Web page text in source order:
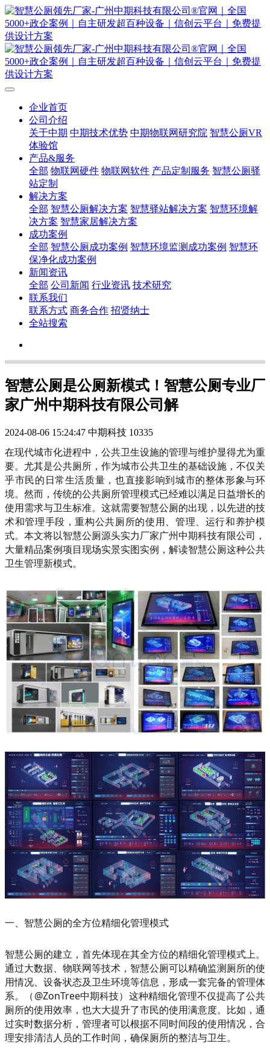
企业首页
公司介绍
关于中期 中期技术优势 中期物联网研究院 智慧公厕VR
体验馆
产品&服务
全部 物联网硬件 物联网软件 产品定制服务 智慧公厕驿
站定制
解决方案
全部 智慧公厕解决方案 智慧驿站解决方案 智慧环境解
决方案 智慧家居解决方案
成功案例
全部 智慧公厕成功案例 智慧环境监测成功案例 智慧环
保净化成功案例
新闻资讯
全部 公司新闻 行业资讯 技术研究
联系我们
联系方式 商务合作 招贤纳士
全站搜索
智慧公厕是公厕新模式！智慧公厕专业厂
家广州中期科技有限公司解
2024-08-06 15:24:47 中期科技 10335
在现代城市化进程中，公共卫生设施的管理与维护显得尤为重
要。尤其是公共厕所，作为城市公共卫生的基础设施，不仅关
乎市民的日常生活质量，也直接影响到城市的整体形象与环
境。然而，传统的公共厕所管理模式已经难以满足日益增长的
使用需求与卫生标准。这就需要智慧公厕的出现，以先进的技
术和管理手段，重构公共厕所的使用、管理、运行和养护模
式。本文将以智慧公厕源头实力厂家广州中期科技有限公司，
大量精品案例项目现场实景实图实例，解读智慧公厕这种公共
卫生管理新模式。
一、智慧公厕的全方位精细化管理模式
智慧公厕的建立，首先体现在其全方位的精细化管理模式上。
通过大数据、物联网等技术，智慧公厕可以精确监测厕所的使
用情况、设备状态及卫生环境等信息，形成一套完备的管理体
系。（@ZonTree中期科技）这种精细化管理不仅提高了公共
厕所的使用效率，也大大提升了市民的使用满意度。比如，通
过实时数据分析，管理者可以根据不同时间段的使用情况，合
理安排清洁人员的工作时间，确保厕所的整洁与卫生。